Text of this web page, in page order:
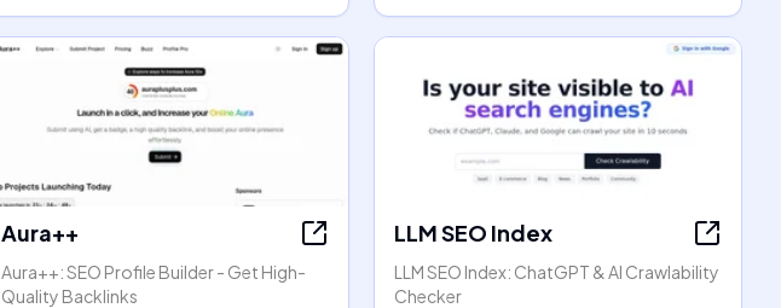
Aura++
Aura++: SEO Profile Builder - Get High-
Quality Backlinks
LLM SEO Index
LLM SEO Index: ChatGPT & AI Crawlability
Checker